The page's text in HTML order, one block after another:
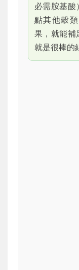
必需胺基酸
點其他穀
果，就能補
就是很棒的